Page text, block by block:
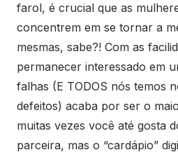
farol, é crucial que as
concentrem em se tornar a
mesmas, sabe?! Com as
permanecer interessado em
falhas (E TODOS nós temos
defeitos) acaba por ser o
muitas vezes você até gosta
parceira, mas o “cardápio”